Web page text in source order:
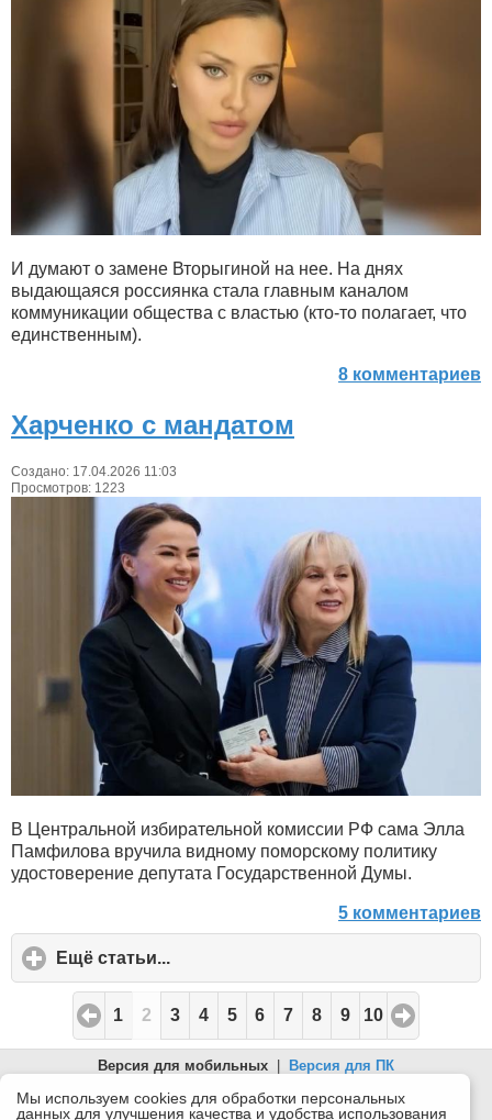
И думают о замене Вторыгиной на нее. На днях
выдающаяся россиянка стала главным каналом
коммуникации общества с властью (кто-то полагает, что
единственным).
8 комментариев
Харченко с мандатом
Создано: 17.04.2026 11:03
Просмотров: 1223
В Центральной избирательной комиссии РФ сама Элла
Памфилова вручила видному поморскому политику
удостоверение депутата Государственной Думы.
5 комментариев
Ещё статьи...
to
contents
1 2 3 4 5 6 7 8 9 10
Версия для мобильных | Версия для ПК
© 2026 Беломорканал Северодвинск tv29.ru
Joomla!is Free Software released under the GNU General Public
Мы используем cookies для обработки персональных
данных для улучшения качества и удобства использования